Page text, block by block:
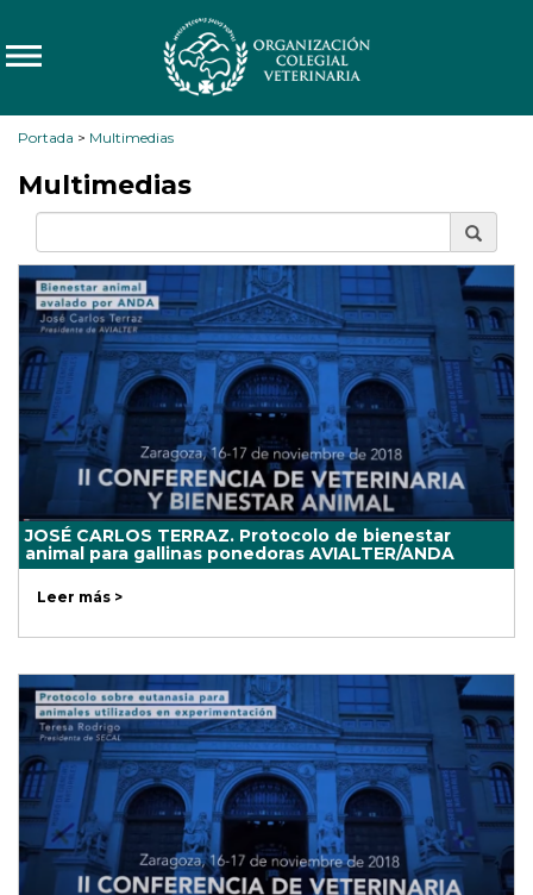
Portada > Multimedias
Multimedias
JOSÉ CARLOS TERRAZ. Protocolo de bienestar
animal para gallinas ponedoras AVIALTER/ANDA
Leer más >